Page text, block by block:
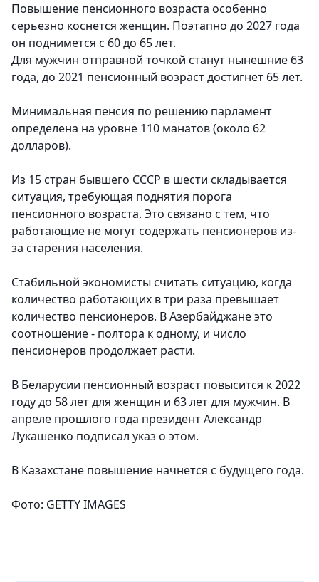
Повышение пенсионного возраста особенно
серьезно коснется женщин. Поэтапно до 2027 года
он поднимется с 60 до 65 лет.
Для мужчин отправной точкой станут нынешние 63
года, до 2021 пенсионный возраст достигнет 65 лет.
Минимальная пенсия по решению парламент
определена на уровне 110 манатов (около 62
долларов).
Из 15 стран бывшего СССР в шести складывается
ситуация, требующая поднятия порога
пенсионного возраста. Это связано с тем, что
работающие не могут содержать пенсионеров из-
за старения населения.
Стабильной экономисты считать ситуацию, когда
количество работающих в три раза превышает
количество пенсионеров. В Азербайджане это
соотношение - полтора к одному, и число
пенсионеров продолжает расти.
В Беларусии пенсионный возраст повысится к 2022
году до 58 лет для женщин и 63 лет для мужчин. В
апреле прошлого года президент Александр
Лукашенко подписал указ о этом.
В Казахстане повышение начнется с будущего года.
Фото: GETTY IMAGES